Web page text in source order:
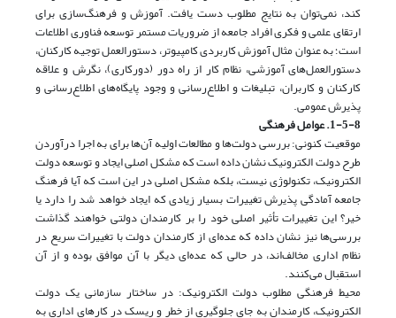
کند، ‌نمی‌توان به نتایج مطلوب دست یافت. آموزش و فرهنگ‌سازی برای
ارتقای علمی و فکری افراد جامعه از ضروریات مستمر توسعه فناوری اطلاعات
است؛ به عنوان مثال آموزش کاربردی کامپیوتر، دستورالعمل توجیه کارکنان،
دستورالعمل‌های آموزشی، نظام کار از راه دور (دورکاری)، نگرش و علاقه
کارکنان و کاربران، تبلیغات و اطلاع‌رسانی و وجود پایگاه‌های اطلاع‌رسانی و
پذیرش عمومی.
1-5-8. عوامل فرهنگی
موقعیت کنونی: بررسی دولت‌ها و مطالعات اولیه آن‌ها برای به اجرا درآوردن
طرح دولت الکترونیک نشان داده است که مشکل اصلی ایجاد و توسعه دولت
الکترونیک، تکنولوژی نیست، بلکه مشکل اصلی در این است که آیا فرهنگ
جامعه آمادگی پذیرش تغییرات بسیار زیادی که ایجاد خواهد شد را دارد یا
خیر؟ این تغییرات تأثیر اصلی خود را بر کارمندان دولتی خواهند گذاشت
بررسی‌ها نیز نشان داده که عده‌ای از کارمندان دولت با تغییرات سریع در
نظام اداری مخالف‌اند، در حالی که عده‌ای دیگر با آن موافق بوده و از آن
استقبال می‌کنند.
محیط فرهنگی مطلوب دولت الکترونیک: در ساختار سازمانی یک دولت
الکترونیک، کارمندان به جای جلوگیری از خطر و ریسک در کارهای اداری به